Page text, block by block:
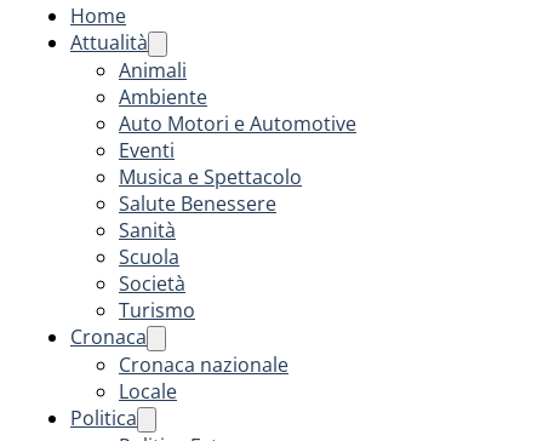
Home
Attualità
Animali
Ambiente
Auto Motori e Automotive
Eventi
Musica e Spettacolo
Salute Benessere
Sanità
Scuola
Società
Turismo
Cronaca
Cronaca nazionale
Locale
Politica